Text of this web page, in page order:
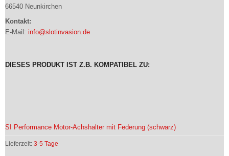
66540 Neunkirchen
Kontakt:
E-Mail: info@slotinvasion.de
DIESES PRODUKT IST Z.B. KOMPATIBEL ZU:
SI Performance Motor-Achshalter mit Federung (schwarz)
Lieferzeit: 3-5 Tage